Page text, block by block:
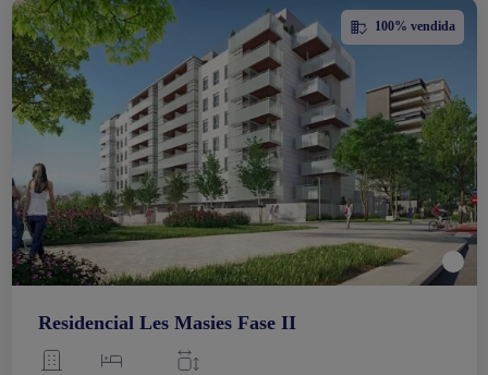
100% vendida
Residencial Les Masies Fase II